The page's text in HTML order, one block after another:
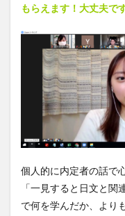
もらえます！大丈夫で
個人的に内定者の話で
「一見すると日文と
で何を学んだか、より